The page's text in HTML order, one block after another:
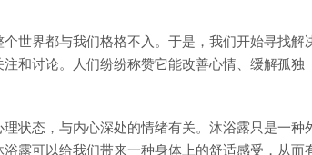
世界都与我们格格不入。于是，我们开始寻找解
和讨论。人们纷纷称赞它能改善心情、缓解孤独
状态，与内心深处的情绪有关。沐浴露只是一种
露可以给我们带来一种身体上的舒适感受，从而